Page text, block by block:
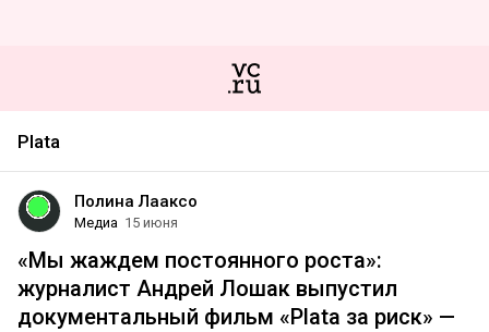
Plata
Полина Лааксо
Медиа 15 июня
«Мы жаждем постоянного роста»:
журналист Андрей Лошак выпустил
документальный фильм «Plata за риск» —